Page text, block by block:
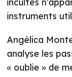
instruments
Angélica
analyse les
« oublie » de